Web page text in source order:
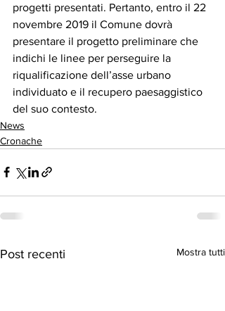
progetti presentati. Pertanto, entro il 22
novembre 2019 il Comune dovrà
presentare il progetto preliminare che
indichi le linee per perseguire la
riqualificazione dell’asse urbano
individuato e il recupero paesaggistico
del suo contesto.
News
Cronache
Post recenti Mostra tutti